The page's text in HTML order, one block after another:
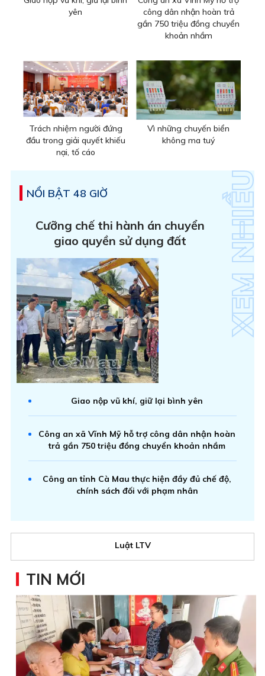
yên
công dân nhận hoàn trả
gần 750 triệu đồng chuyển
khoản nhầm
Trách nhiệm người đứng
đầu trong giải quyết khiếu
nại, tố cáo
Vì những chuyến biển
không ma tuý
NỔI BẬT 48 GIỜ
Cưỡng chế thi hành án chuyển
giao quyền sử dụng đất
Giao nộp vũ khí, giữ lại bình yên
Công an xã Vĩnh Mỹ hỗ trợ công dân nhận hoàn
trả gần 750 triệu đồng chuyển khoản nhầm
Công an tỉnh Cà Mau thực hiện đầy đủ chế độ,
chính sách đối với phạm nhân
Luật LTV
TIN MỚI